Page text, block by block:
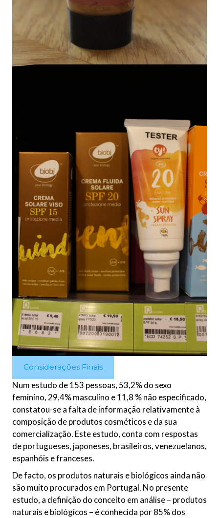
Considerações Finais
Num estudo de 153 pessoas, 53,2% do sexo
feminino, 29,4% masculino e 11,8 % não especificado,
constatou-se a falta de informação relativamente à
composição de produtos cosméticos e da sua
comercialização. Este estudo, conta com respostas
de portugueses, japoneses, brasileiros, venezuelanos,
espanhóis e franceses.
De facto, os produtos naturais e biológicos ainda não
são muito procurados em Portugal. No presente
estudo, a definição do conceito em análise – produtos
naturais e biológicos – é conhecida por 85% dos